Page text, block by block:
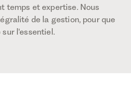
temps et expertise. Nous
de la gestion, pour que
l'essentiel.